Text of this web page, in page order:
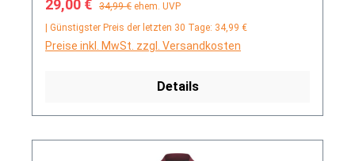
29,00 € 34,99 € ehem. UVP
| Günstigster Preis der letzten 30 Tage: 34,99 €
Preise inkl. MwSt. zzgl. Versandkosten
Details